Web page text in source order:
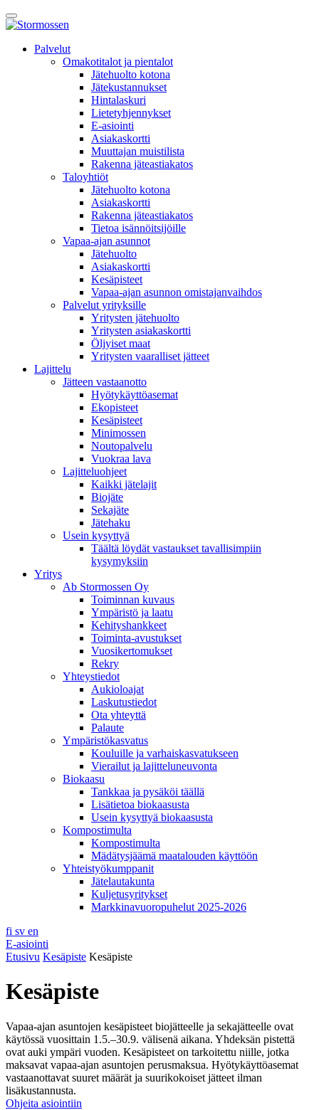
Skip
toAvaa
päävalikko
asiointiPalvelut
Omakotitalot ja pientalot
Jätehuolto kotona
Jätekustannukset
Hintalaskuri
Lietetyhjennykset
E-asiointi
Asiakaskortti
Muuttajan muistilista
Rakenna jäteastiakatos
Taloyhtiöt
Jätehuolto kotona
Asiakaskortti
Rakenna jäteastiakatos
Tietoa isännöitsijöille
Vapaa-ajan asunnot
Jätehuolto
Asiakaskortti
Kesäpisteet
Vapaa-ajan asunnon omistajanvaihdos
Palvelut yrityksille
Yritysten jätehuolto
Yritysten asiakaskortti
Öljyiset maat
Yritysten vaaralliset jätteet
Lajittelu
Jätteen vastaanotto
Hyötykäyttöasemat
Ekopisteet
Kesäpisteet
Minimossen
Noutopalvelu
Vuokraa lava
Lajitteluohjeet
Kaikki jätelajit
Biojäte
Sekajäte
Jätehaku
Usein kysyttyä
Täältä löydät vastaukset tavallisimpiin
kysymyksiin
Yritys
Ab Stormossen Oy
Toiminnan kuvaus
Ympäristö ja laatu
Kehityshankkeet
Toiminta-avustukset
Vuosikertomukset
Rekry
Yhteystiedot
Aukioloajat
Laskutustiedot
Ota yhteyttä
Palaute
Ympäristökasvatus
Kouluille ja varhaiskasvatukseen
Vierailut ja lajitteluneuvonta
Biokaasu
Tankkaa ja pysäköi täällä
Lisätietoa biokaasusta
Usein kysyttyä biokaasusta
Kompostimulta
Kompostimulta
Mädätysjäämä maatalouden käyttöön
Yhteistyökumppanit
Jätelautakunta
Kuljetusyritykset
Markkinavuoropuhelut 2025-2026
fi sv en
E-asiointi
Etusivu Kesäpiste Kesäpiste
Kesäpiste
Vapaa-ajan asuntojen kesäpisteet biojätteelle ja sekajätteelle ovat
käytössä vuosittain 1.5.–30.9. välisenä aikana. Yhdeksän pistettä
ovat auki ympäri vuoden. Kesäpisteet on tarkoitettu niille, jotka
maksavat vapaa-ajan asuntojen perusmaksua. Hyötykäyttöasemat
vastaanottavat suuret määrät ja suurikokoiset jätteet ilman
lisäkustannusta.
Ohjeita asiointiin